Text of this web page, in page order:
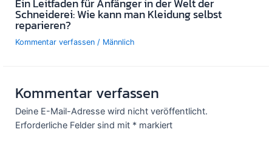
Schneiderei: Wie kann man Kleidung selbst
reparieren?
Kommentar verfassen / Männlich
Kommentar verfassen
Deine E-Mail-Adresse wird nicht veröffentlicht.
Erforderliche Felder sind mit * markiert